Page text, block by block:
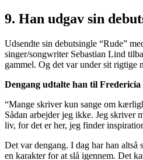
9. Han udgav sin
Udsendte sin debutsingle “Rude”
singer/songwriter Sebastian Lind
gammel. Og det var under sit rigtige
Dengang udtalte han til Fredericia
“Mange skriver kun sange om
Sådan arbejder jeg ikke. Jeg skriver
liv, for det er her, jeg finder
Det var dengang. I dag har han altså
en karakter for at slå igennem. Det